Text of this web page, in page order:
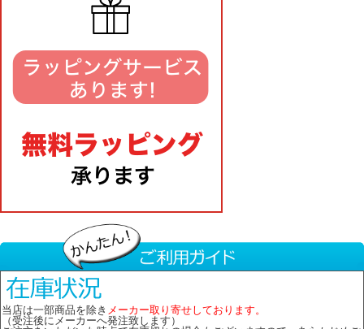
当店は一部商品を除き メーカー取り寄せしております。
（受注後にメーカーへ発注致します）